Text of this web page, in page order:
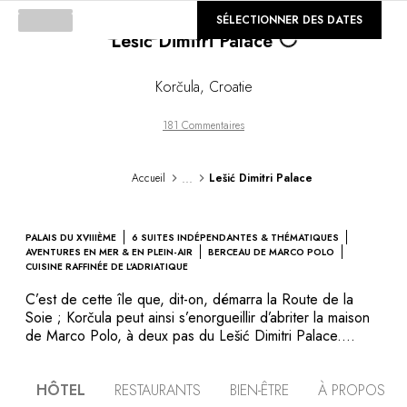
GALERIE
Lešić Dimitri Palace
Loading...
Korčula, Croatie
181 Commentaires
Accueil ... Lešić Dimitri Palace
PALAIS DU XVIIIÈME
6 SUITES INDÉPENDANTES & THÉMATIQUES
AVENTURES EN MER & EN PLEIN-AIR
BERCEAU DE MARCO POLO
CUISINE RAFFINÉE DE L'ADRIATIQUE
C’est de cette île que, dit-on, démarra la Route de la
Soie ; Korčula peut ainsi s’enorgueillir d’abriter la maison
de Marco Polo, à deux pas du Lešić Dimitri Palace.
des maisons mitoyennes afin de créer un palais digne de
SÉLECTIONNER DES DATES
HÔTEL RESTAURANTS BIEN-ÊTRE À PROPOS